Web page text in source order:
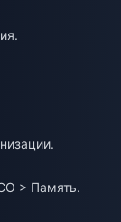
> Память.